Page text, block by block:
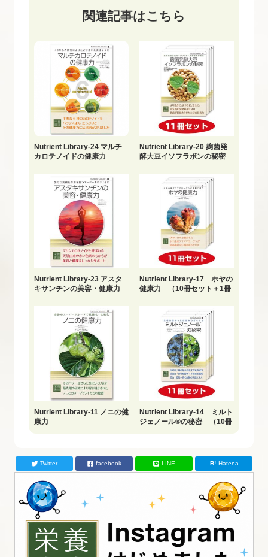
関連記事はこちら
Nutrient Library-24 マルチ
カロテノイドの健康力
Nutrient Library-20 麹菌発
酵大豆イソフラボンの秘密
Nutrient Library-23 アスタ
キサンチンの美容・健康力
Nutrient Library-17 ホヤの
健康力 （10冊セット＋1冊
Nutrient Library-11 ノニの健
康力
Nutrient Library-14 ミルト
ジェノール®の秘密 （10冊
Twitter facebook LINE Hatena